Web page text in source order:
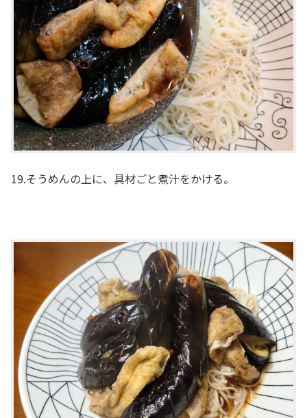
19.そうめんの上に、具材ごと煮汁をかける。